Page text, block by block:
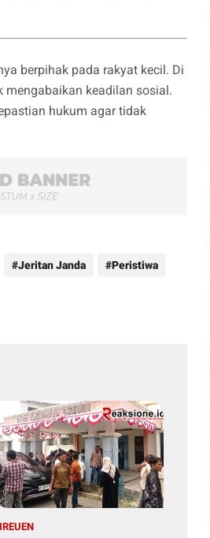
berpihak pada rakyat kecil. Di
mengabaikan keadilan sosial.
hukum agar tidak
Jeritan Janda Peristiwa